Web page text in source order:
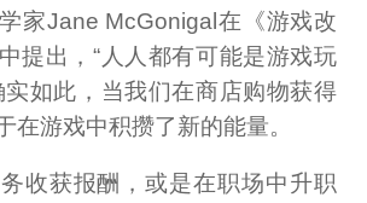
家Jane McGonigal在《游戏改
提出，“人人都有可能是游戏玩
实如此，当我们在商店购物获得
在游戏中积攒了新的能量。
收获报酬，或是在职场中升职